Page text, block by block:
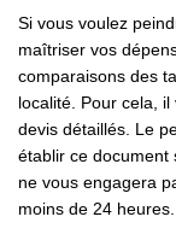
Si vous voulez
maîtriser vos
comparaisons des
localité. Pour cela,
devis détaillés. Le
établir ce document
ne vous engagera
moins de 24 heures.